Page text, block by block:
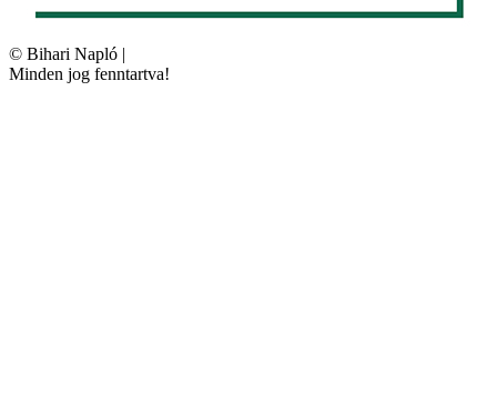
© Bihari Napló |
Minden jog fenntartva!